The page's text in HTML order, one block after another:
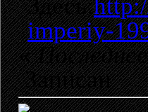
Здесь:
imperiy-
«
Записан